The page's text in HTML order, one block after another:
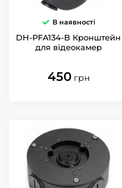
В наявності
DH-PFA134-B Кронштейн
для відеокамер
450 грн